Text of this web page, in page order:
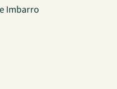
Imbarro